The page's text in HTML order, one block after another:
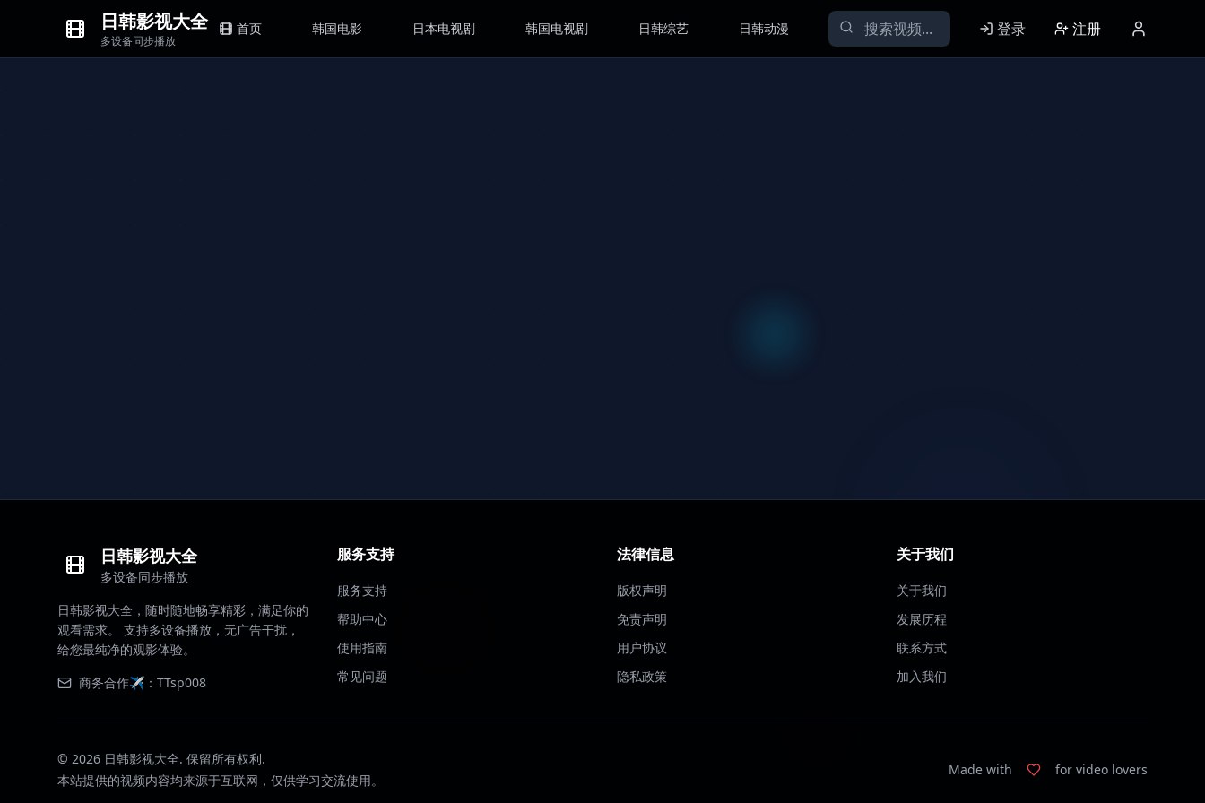
日韩影视大全
多设备同步播放
首页 韩国电影 日本电视剧 韩国电视剧 日韩综艺 日韩动漫 登录 注册
日韩影视大全
多设备同步播放
日韩影视大全，随时随地畅享精彩，满足你的
观看需求。 支持多设备播放，无广告干扰，
给您最纯净的观影体验。
商务合作✈️：TTsp008
服务支持
服务支持
帮助中心
使用指南
常见问题
法律信息
版权声明
免责声明
用户协议
隐私政策
关于我们
关于我们
发展历程
联系方式
加入我们
© 2026 日韩影视大全. 保留所有权利.
本站提供的视频内容均来源于互联网，仅供学习交流使用。
Made with for video lovers